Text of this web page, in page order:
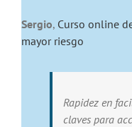
Sergio, Curso online
mayor riesgo
Rapidez en
claves para